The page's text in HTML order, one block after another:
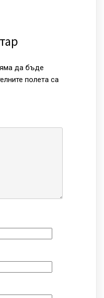
да бъде
полета са